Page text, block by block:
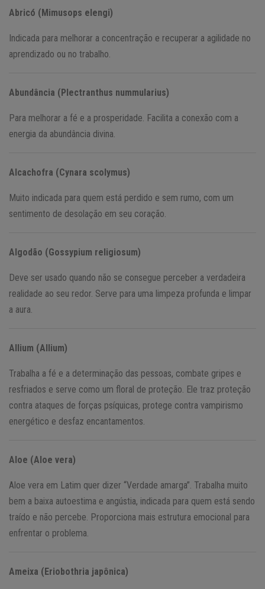
Abricó (Mimusops elengi)
Indicada para melhorar a concentração e recuperar a agilidade no
aprendizado ou no trabalho.
Abundância (Plectranthus nummularius)
Para melhorar a fé e a prosperidade. Facilita a conexão com a
energia da abundância divina.
Alcachofra (Cynara scolymus)
Muito indicada para quem está perdido e sem rumo, com um
sentimento de desolação em seu coração.
Algodão (Gossypium religiosum)
Deve ser usado quando não se consegue perceber a verdadeira
realidade ao seu redor. Serve para uma limpeza profunda e limpar
a aura.
Allium (Allium)
Trabalha a fé e a determinação das pessoas, combate gripes e
resfriados e serve como um floral de proteção. Ele traz proteção
contra ataques de forças psíquicas, protege contra vampirismo
energético e desfaz encantamentos.
Aloe (Aloe vera)
Aloe vera em Latim quer dizer “Verdade amarga”. Trabalha muito
bem a baixa autoestima e angústia, indicada para quem está sendo
traído e não percebe. Proporciona mais estrutura emocional para
enfrentar o problema.
Ameixa (Eriobothria japônica)